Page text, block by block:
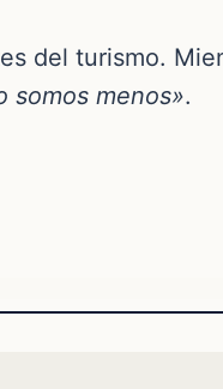
del turismo.
somos menos».